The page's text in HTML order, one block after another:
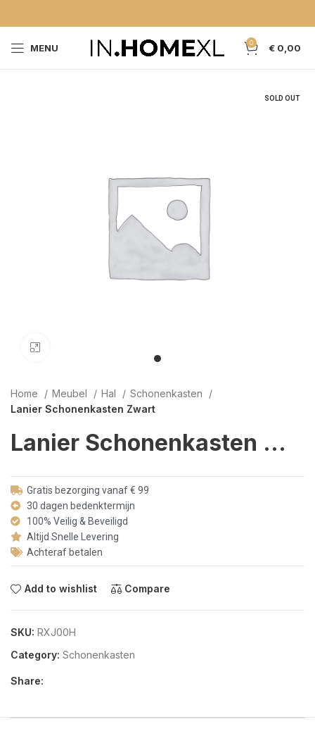
MENU 0 € 0,00
SOLD OUT
Home Meubel Hal
Schonenkasten
Lanier Schonenkasten Zwart
Lanier Schonenkasten Zwart
Gratis bezorging vanaf € 99
30 dagen bedenktermijn
100% Veilig & Beveiligd
Altijd Snelle Levering
Achteraf betalen
Add to wishlist Compare
SKU: RXJ00H
Category: Schonenkasten
Share: